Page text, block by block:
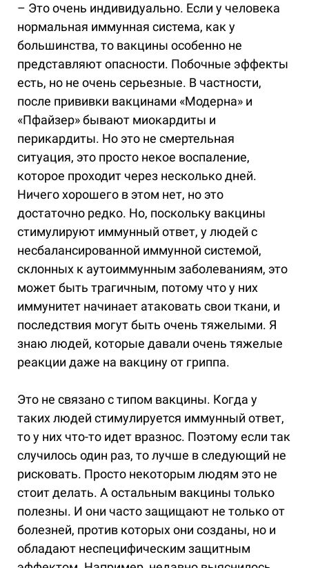
– Это очень индивидуально. Если у человека
нормальная иммунная система, как у
большинства, то вакцины особенно не
представляют опасности. Побочные эффекты
есть, но не очень серьезные. В частности,
после прививки вакцинами «Модерна» и
«Пфайзер» бывают миокардиты и
перикардиты. Но это не смертельная
ситуация, это просто некое воспаление,
которое проходит через несколько дней.
Ничего хорошего в этом нет, но это
достаточно редко. Но, поскольку вакцины
стимулируют иммунный ответ, у людей с
несбалансированной иммунной системой,
склонных к аутоиммунным заболеваниям, это
может быть трагичным, потому что у них
иммунитет начинает атаковать свои ткани, и
последствия могут быть очень тяжелыми. Я
знаю людей, которые давали очень тяжелые
реакции даже на вакцину от гриппа.
Это не связано с типом вакцины. Когда у
таких людей стимулируется иммунный ответ,
то у них что-то идет вразнос. Поэтому если так
случилось один раз, то лучше в следующий не
рисковать. Просто некоторым людям это не
стоит делать. А остальным вакцины только
полезны. И они часто защищают не только от
болезней, против которых они созданы, но и
обладают неспецифическим защитным